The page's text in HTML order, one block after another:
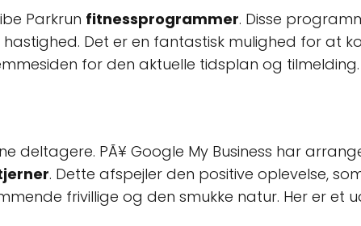
Parkrun fitnessprogrammer. Disse
Det er en fantastisk mulighed for at
for den aktuelle tidsplan og tilmelding.
deltagere. PÃ¥ Google My Business har
. Dette afspejler den positive oplevelse,
frivillige og den smukke natur. Her er et